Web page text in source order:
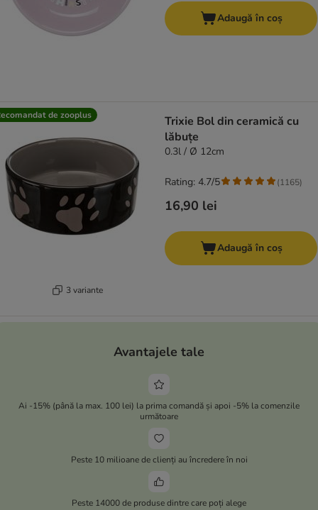
Adaugă în coș
de zooplus
3 variante
Trixie Bol din ceramică cu
lăbuțe
0.3l / Ø 12cm
16,90 lei
Rating: 4.7/5 (1165)
Adaugă în coș
Avantajele tale
Ai -15% (până la max. 100 lei) la prima comandă și apoi -5% la comenzile
următoare
Peste 10 milioane de clienți au încredere în noi
Peste 14000 de produse dintre care poți alege